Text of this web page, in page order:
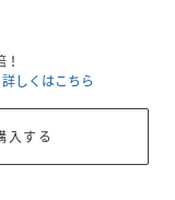
詳しくはこちら
する